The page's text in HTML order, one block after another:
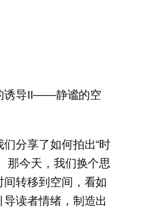
诱导II——静谧的空
分享了如何拍出“时
那今天，我们换个思
间转移到空间，看如
读者情绪，制造出